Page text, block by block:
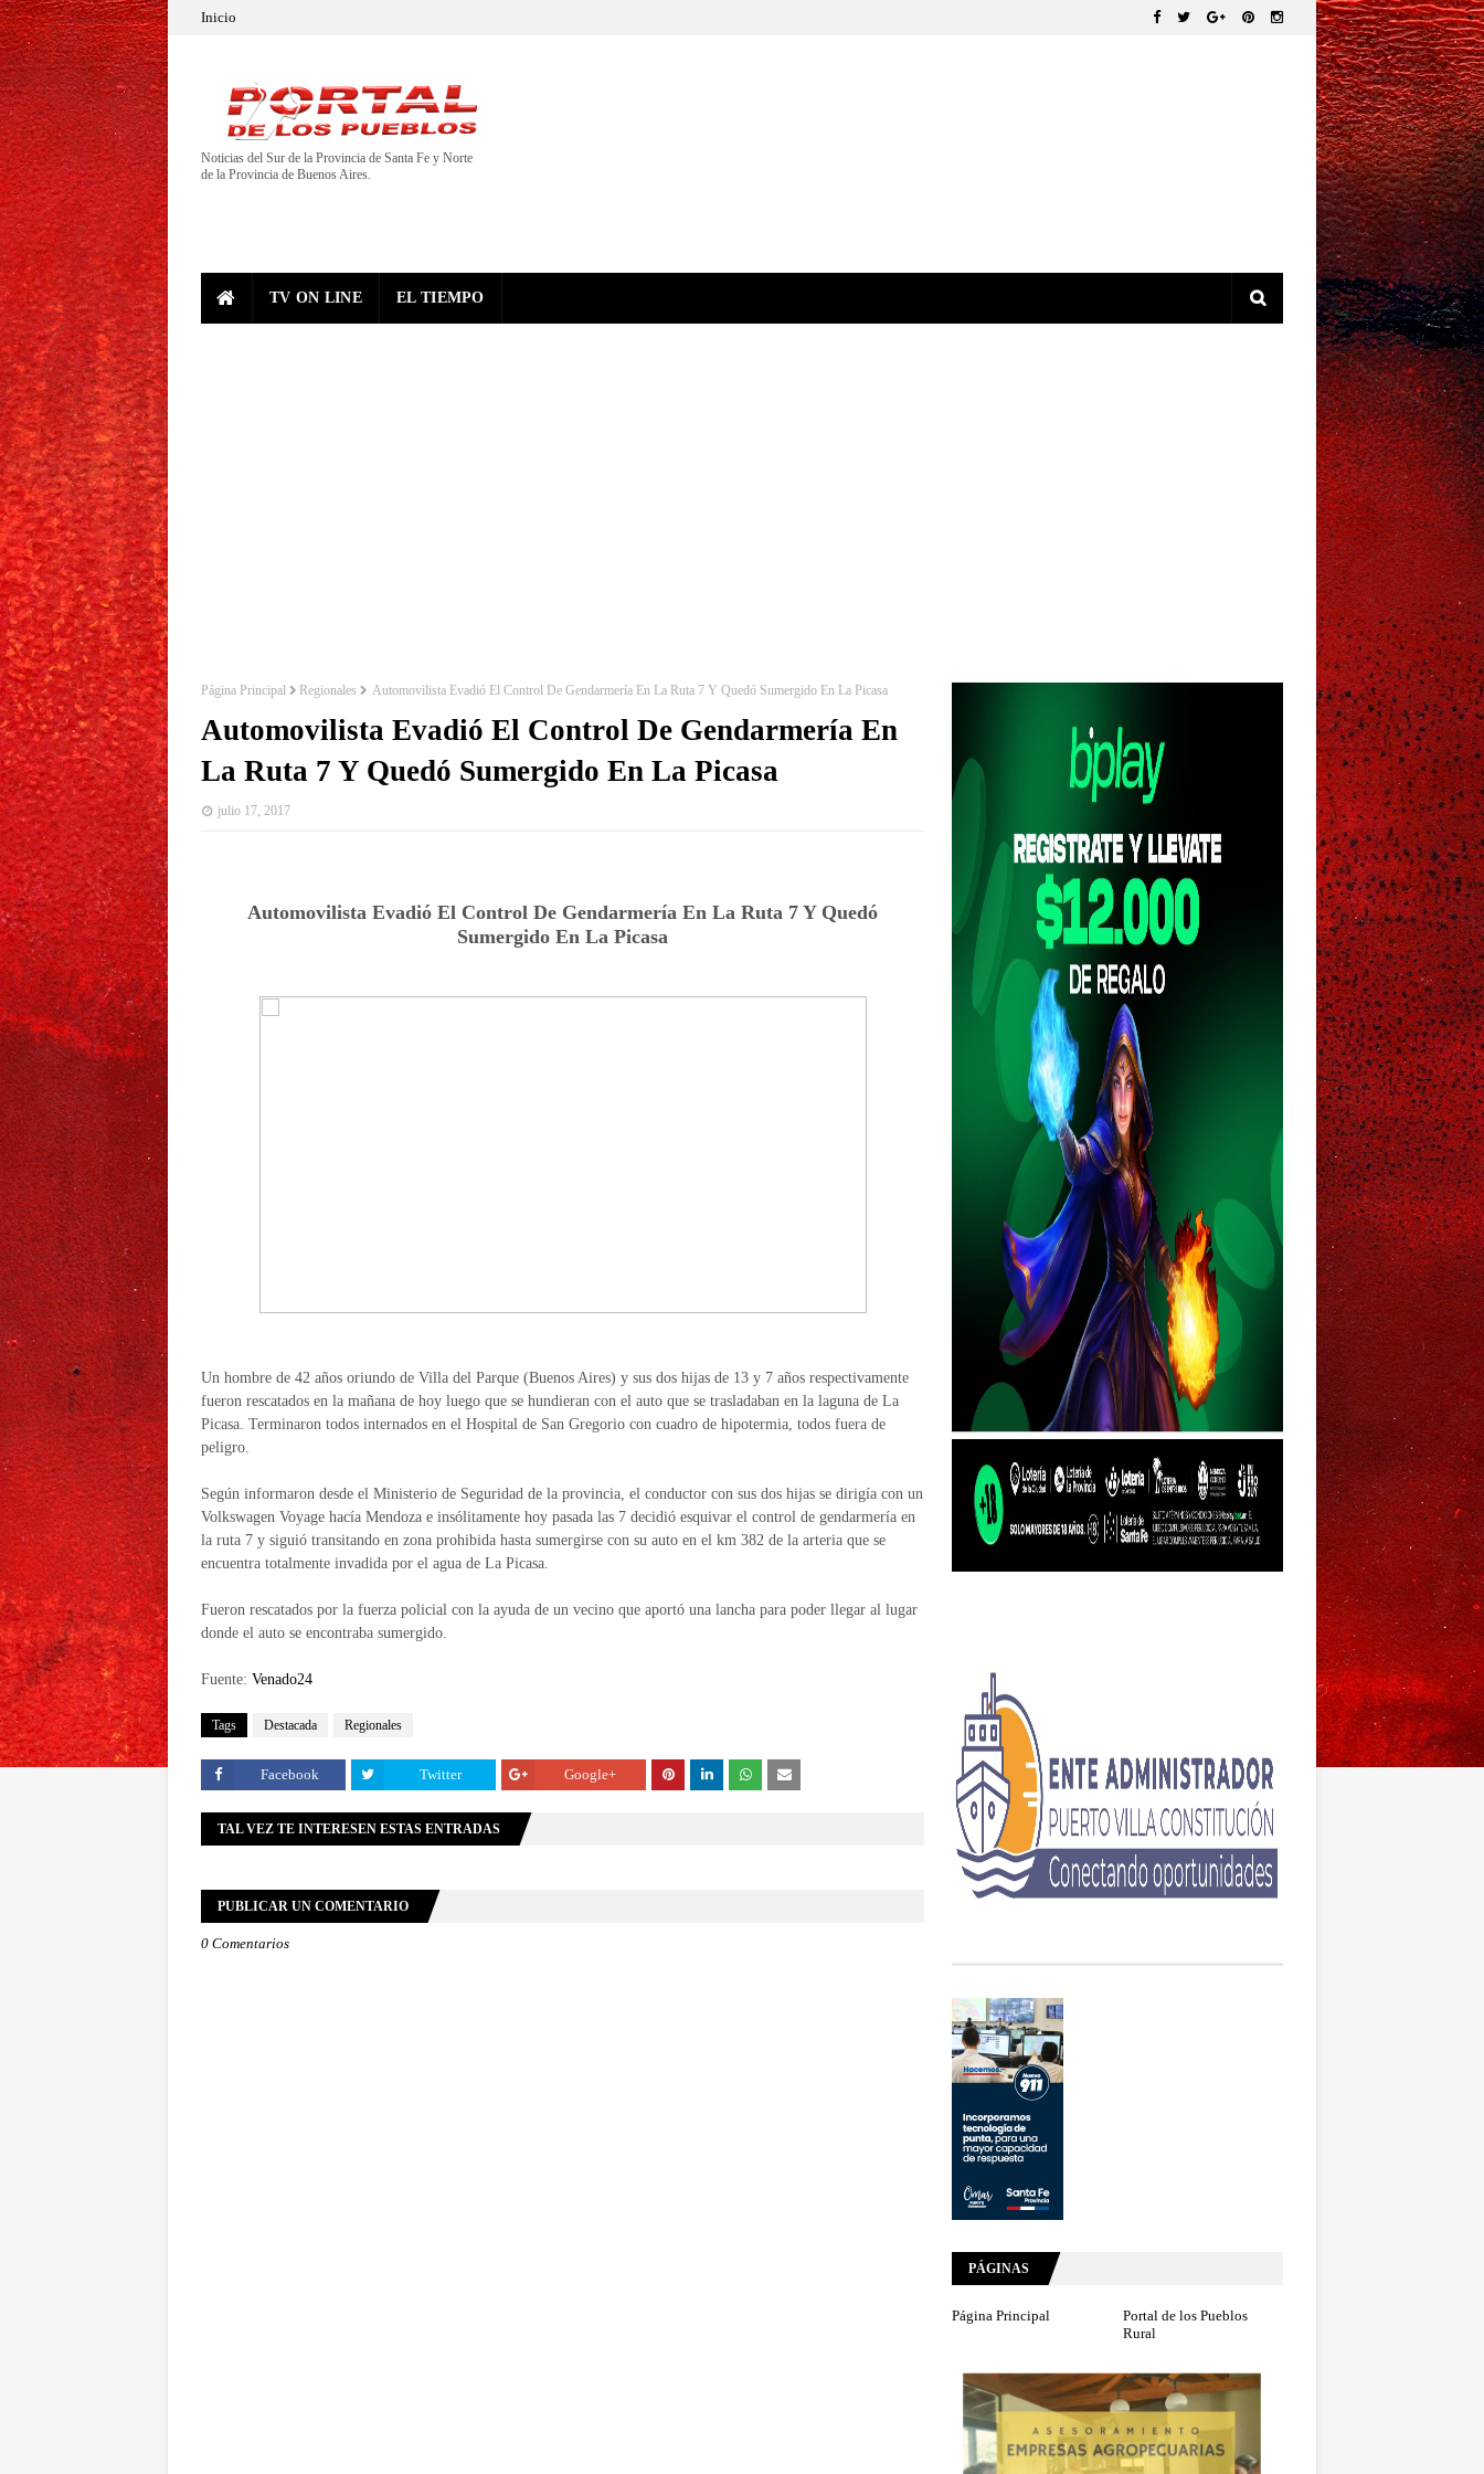
Inicio
Noticias del Sur de la Provincia de Santa Fe y Norte
de la Provincia de Buenos Aires.
TV ON LINE EL TIEMPO
Página Principal Regionales Automovilista Evadió El Control De Gendarmería En La Ruta 7 Y Quedó Sumergido En La Picasa
Automovilista Evadió El Control De Gendarmería En
La Ruta 7 Y Quedó Sumergido En La Picasa
julio 17, 2017
Automovilista Evadió El Control De Gendarmería En La Ruta 7 Y Quedó
Sumergido En La Picasa
Un hombre de 42 años oriundo de Villa del Parque (Buenos Aires) y sus dos hijas de 13 y 7 años respectivamente
fueron rescatados en la mañana de hoy luego que se hundieran con el auto que se trasladaban en la laguna de La
Picasa. Terminaron todos internados en el Hospital de San Gregorio con cuadro de hipotermia, todos fuera de
peligro.
Según informaron desde el Ministerio de Seguridad de la provincia, el conductor con sus dos hijas se dirigía con un
Volkswagen Voyage hacía Mendoza e insólitamente hoy pasada las 7 decidió esquivar el control de gendarmería en
la ruta 7 y siguió transitando en zona prohibida hasta sumergirse con su auto en el km 382 de la arteria que se
encuentra totalmente invadida por el agua de La Picasa.
Fueron rescatados por la fuerza policial con la ayuda de un vecino que aportó una lancha para poder llegar al lugar
donde el auto se encontraba sumergido.
Fuente: Venado24
Tags Destacada Regionales
Facebook Twitter Google+
TAL VEZ TE INTERESEN ESTAS ENTRADAS
PUBLICAR UN COMENTARIO
0 Comentarios
PÁGINAS
Página Principal
Portal de los Pueblos
Rural